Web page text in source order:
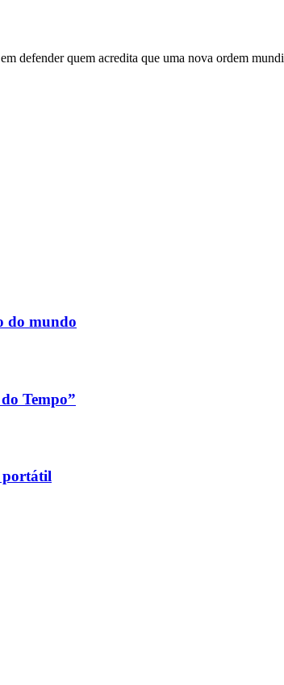
defender quem acredita que uma nova ordem
do mundo
Tempo”
portátil